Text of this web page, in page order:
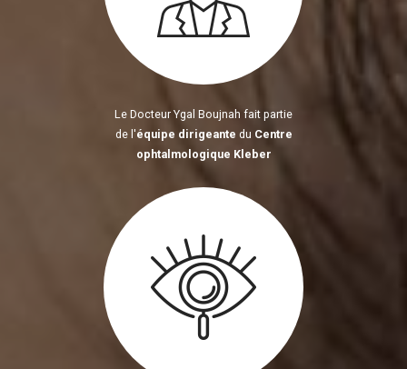
Le Docteur Ygal Boujnah fait partie
de l'équipe dirigeante du Centre
ophtalmologique Kleber